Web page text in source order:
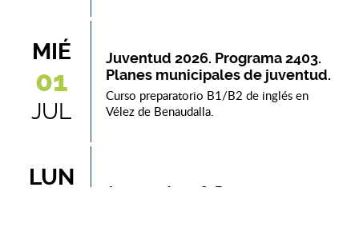
MIÉ
01
JUL
Juventud 2026. Programa 2403.
Planes municipales de juventud.
Curso preparatorio B1/B2 de inglés en
Vélez de Benaudalla.
LUN
Juventud 2026. Programa 2402.